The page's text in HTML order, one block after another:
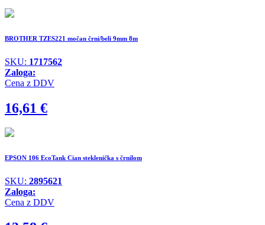
BROTHER TZES221 močan črni/beli 9mm 8m
SKU: 1717562
Zaloga:
Cena z DDV
16,61 €
EPSON 106 EcoTank Cian steklenička s črnilom
SKU: 2895621
Zaloga:
Cena z DDV